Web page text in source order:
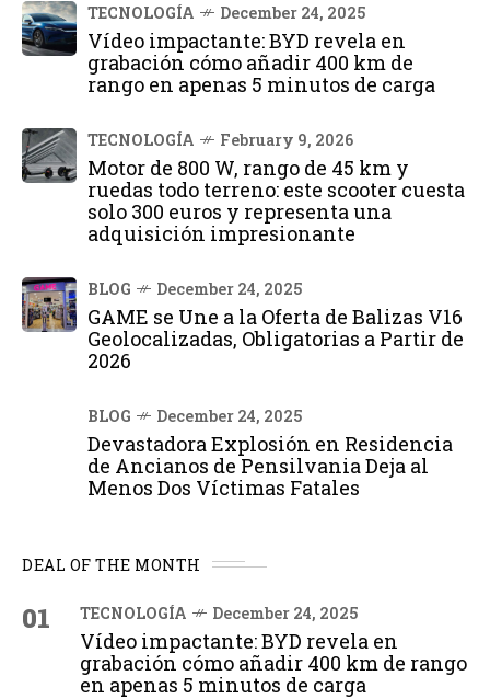
TECNOLOGÍA December 24, 2025
Vídeo impactante: BYD revela en
grabación cómo añadir 400 km de
rango en apenas 5 minutos de carga
TECNOLOGÍA February 9, 2026
Motor de 800 W, rango de 45 km y
ruedas todo terreno: este scooter cuesta
solo 300 euros y representa una
adquisición impresionante
BLOG December 24, 2025
GAME se Une a la Oferta de Balizas V16
Geolocalizadas, Obligatorias a Partir de
2026
BLOG December 24, 2025
Devastadora Explosión en Residencia
de Ancianos de Pensilvania Deja al
Menos Dos Víctimas Fatales
DEAL OF THE MONTH
01 TECNOLOGÍA December 24, 2025
Vídeo impactante: BYD revela en
grabación cómo añadir 400 km de rango
en apenas 5 minutos de carga